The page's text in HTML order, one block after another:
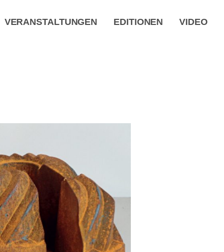
VERANSTALTUNGEN EDITIONEN VIDEO